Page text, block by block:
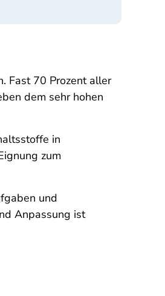
Fast 70 Prozent aller
dem sehr hohen
in
zum
und
Anpassung ist